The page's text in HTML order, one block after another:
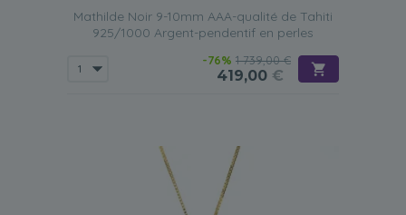
Mathilde Noir 9-10mm AAA-qualité de Tahiti
925/1000 Argent-pendentif en perles
-76% 1 739,00 €
419,00 €